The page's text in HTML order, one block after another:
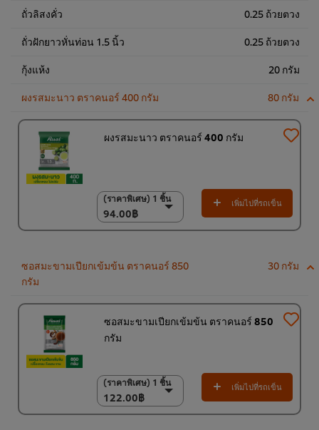
ถั่วลิสงคั่ว 0.25 ถ้วยตวง
ถั่วฝักยาวหั่นท่อน 1.5 นิ้ว 0.25 ถ้วยตวง
กุ้งแห้ง 20 กรัม
ผงรสมะนาว ตราคนอร์ 400 กรัม 80 กรัม
ผงรสมะนาว ตราคนอร์ 400 กรัม
(ราคาพิเศษ) 1 ชิ้น
94.00฿
(ราคาพิเศษ) 1 ชิ้น
94.00฿
(ราคาพิเศษ) แพ็ค 15
1,350.00฿
เพิ่มไปที่รถเข็น
ซอสมะขามเปียกเข้มข้น ตราคนอร์ 850
กรัม
30 กรัม
ซอสมะขามเปียกเข้มข้น ตราคนอร์ 850
กรัม
(ราคาพิเศษ) 1 ชิ้น
122.00฿
(ราคาพิเศษ) 1 ชิ้น
122.00฿
(ราคาพิเศษ) แพ็ค 9
เพิ่มไปที่รถเข็น